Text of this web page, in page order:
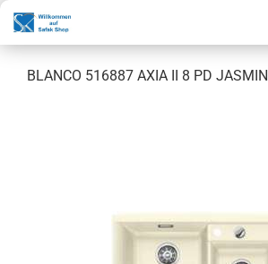
BLANCO 516887 AXIA II 8 PD JASMIN